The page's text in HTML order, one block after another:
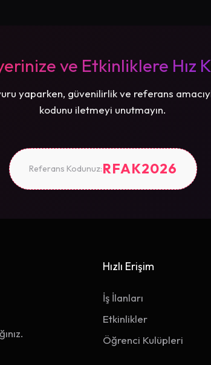
ve Etkinliklere Hız
yaparken, güvenilirlik ve referans
kodunu iletmeyi unutmayın.
Referans Kodunuz:RFAK2026
Hızlı Erişim
İş İlanları
Etkinlikler
Öğrenci Kulüpleri